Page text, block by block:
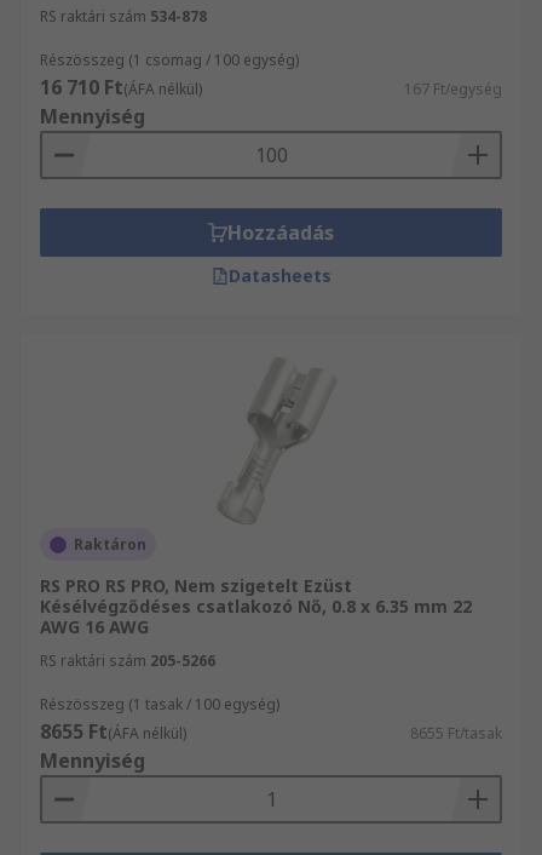
RS raktári szám 534-878
Részösszeg (1 csomag / 100 egység)
16 710 Ft(ÁFA nélkül) 167 Ft/egység
Mennyiség
Hozzáadás
Datasheets
Raktáron
RS PRO RS PRO, Nem szigetelt Ezüst
Késélvégződéses csatlakozó Nő, 0.8 x 6.35 mm 22
AWG 16 AWG
RS raktári szám 205-5266
Részösszeg (1 tasak / 100 egység)
8655 Ft(ÁFA nélkül) 8655 Ft/tasak
Mennyiség